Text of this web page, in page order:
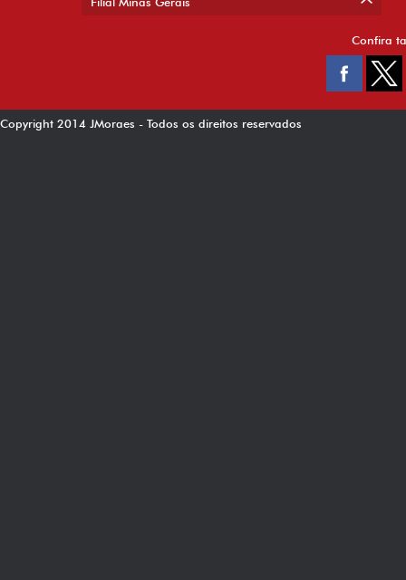
Confira
Copyright 2014 JMoraes - Todos os direitos reservados